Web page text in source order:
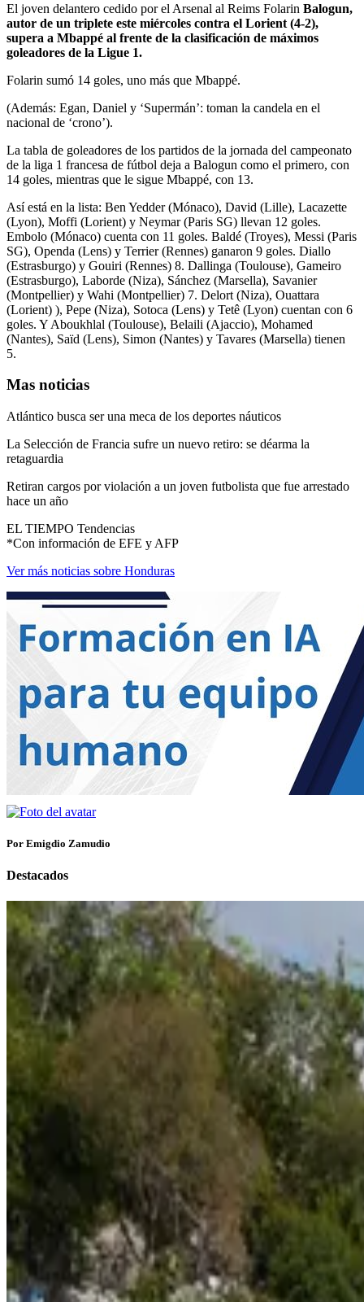
El joven delantero cedido por el Arsenal al Reims Folarin Balogun,
autor de un triplete este miércoles contra el Lorient (4-2),
supera a Mbappé al frente de la clasificación de máximos
goleadores de la Ligue 1.
Folarin sumó 14 goles, uno más que Mbappé.
(Además: Egan, Daniel y ‘Supermán’: toman la candela en el
nacional de ‘crono’).
La tabla de goleadores de los partidos de la jornada del campeonato
de la liga 1 francesa de fútbol deja a Balogun como el primero, con
14 goles, mientras que le sigue Mbappé, con 13.
Así está en la lista: Ben Yedder (Mónaco), David (Lille), Lacazette
(Lyon), Moffi (Lorient) y Neymar (Paris SG) llevan 12 goles.
Embolo (Mónaco) cuenta con 11 goles. Baldé (Troyes), Messi (Paris
SG), Openda (Lens) y Terrier (Rennes) ganaron 9 goles. Diallo
(Estrasburgo) y Gouiri (Rennes) 8. Dallinga (Toulouse), Gameiro
(Estrasburgo), Laborde (Niza), Sánchez (Marsella), Savanier
(Montpellier) y Wahi (Montpellier) 7. Delort (Niza), Ouattara
(Lorient) ), Pepe (Niza), Sotoca (Lens) y Tetê (Lyon) cuentan con 6
goles. Y Aboukhlal (Toulouse), Belaili (Ajaccio), Mohamed
(Nantes), Saïd (Lens), Simon (Nantes) y Tavares (Marsella) tienen
5.
Mas noticias
Atlántico busca ser una meca de los deportes náuticos
La Selección de Francia sufre un nuevo retiro: se déarma la
retaguardia
Retiran cargos por violación a un joven futbolista que fue arrestado
hace un año
EL TIEMPO Tendencias
*Con información de EFE y AFP
Ver más noticias sobre Honduras
Por Emigdio Zamudio
Destacados